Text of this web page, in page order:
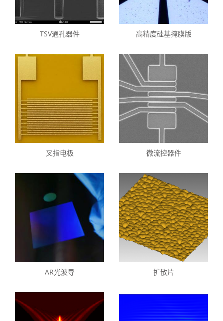
TSV通孔器件 高精度硅基掩膜版
叉指电极 微流控器件
AR光波导 扩散片